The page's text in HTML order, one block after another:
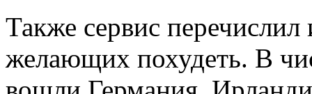
Также сервис
желающих похудеть. В